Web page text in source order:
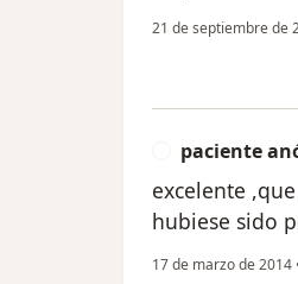
21 de septiembre de
paciente
excelente
hubiese sido
17 de marzo de 2014